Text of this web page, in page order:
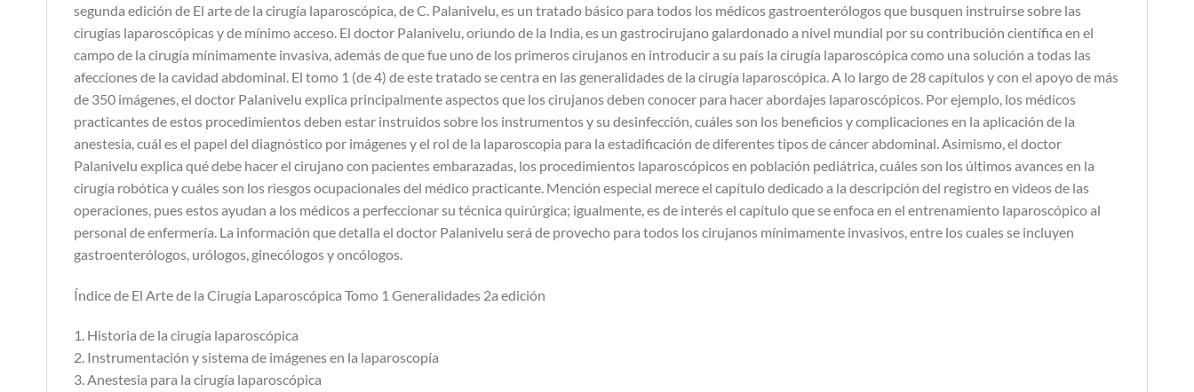
segunda edición de El arte de la cirugía laparoscópica, de C. Palanivelu, es un tratado básico para todos los médicos gastroenterólogos que busquen instruirse sobre las
cirugías laparoscópicas y de mínimo acceso. El doctor Palanivelu, oriundo de la India, es un gastrocirujano galardonado a nivel mundial por su contribución científica en el
campo de la cirugía mínimamente invasiva, además de que fue uno de los primeros cirujanos en introducir a su país la cirugía laparoscópica como una solución a todas las
afecciones de la cavidad abdominal. El tomo 1 (de 4) de este tratado se centra en las generalidades de la cirugía laparoscópica. A lo largo de 28 capítulos y con el apoyo de más
de 350 imágenes, el doctor Palanivelu explica principalmente aspectos que los cirujanos deben conocer para hacer abordajes laparoscópicos. Por ejemplo, los médicos
practicantes de estos procedimientos deben estar instruidos sobre los instrumentos y su desinfección, cuáles son los beneficios y complicaciones en la aplicación de la
anestesia, cuál es el papel del diagnóstico por imágenes y el rol de la laparoscopia para la estadificación de diferentes tipos de cáncer abdominal. Asimismo, el doctor
Palanivelu explica qué debe hacer el cirujano con pacientes embarazadas, los procedimientos laparoscópicos en población pediátrica, cuáles son los últimos avances en la
cirugía robótica y cuáles son los riesgos ocupacionales del médico practicante. Mención especial merece el capítulo dedicado a la descripción del registro en videos de las
operaciones, pues estos ayudan a los médicos a perfeccionar su técnica quirúrgica; igualmente, es de interés el capítulo que se enfoca en el entrenamiento laparoscópico al
personal de enfermería. La información que detalla el doctor Palanivelu será de provecho para todos los cirujanos mínimamente invasivos, entre los cuales se incluyen
gastroenterólogos, urólogos, ginecólogos y oncólogos.
Índice de El Arte de la Cirugía Laparoscópica Tomo 1 Generalidades 2a edición
1. Historia de la cirugía laparoscópica
2. Instrumentación y sistema de imágenes en la laparoscopía
3. Anestesia para la cirugía laparoscópica